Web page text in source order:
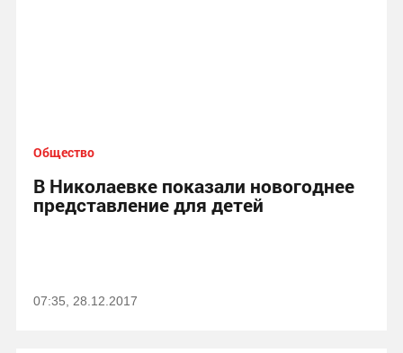
Общество
В Николаевке показали новогоднее
представление для детей
07:35, 28.12.2017